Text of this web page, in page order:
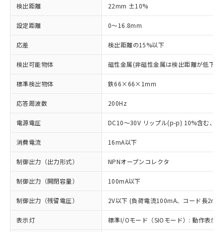
検出距離 22mm ±10%
設定距離 0～16.8mm
応差 検出距離の15%以下
検出可能物体 磁性金属(非磁性金属は検出距離が低下し
標準検出物体 鉄66×66×1mm
応答周波数 200Hz
電源電圧 DC10～30V リップル(p-p) 10%含む、
消費電流 16mA以下
制御出力（出力形式） NPNオープンコレクタ
制御出力（開閉容量） 100mA以下
制御出力（残留電圧） 2V以下 (負荷電流100mA、コード長2m
表示灯 標準I/Oモード（SIOモード）: 動作表示